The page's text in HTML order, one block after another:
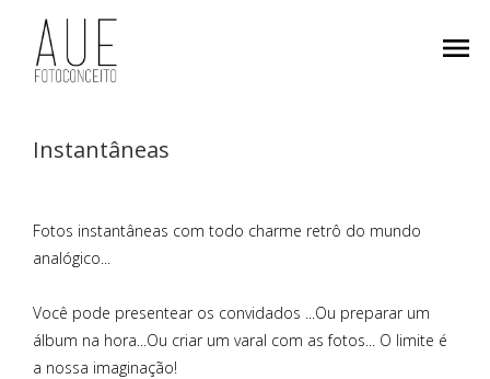
menu
Instantâneas
Fotos instantâneas com todo charme retrô do mundo
analógico...
Você pode presentear os convidados ...Ou preparar um
álbum na hora...Ou criar um varal com as fotos... O limite é
a nossa imaginação!